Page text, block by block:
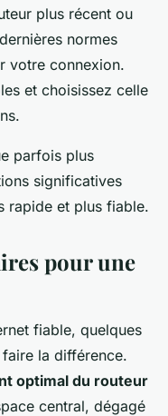
plus récent ou
normes
votre connexion.
et choisissez celle
parfois plus
significatives
rapide et plus fiable.
pour une
fiable, quelques
la différence.
optimal du routeur
central, dégagé